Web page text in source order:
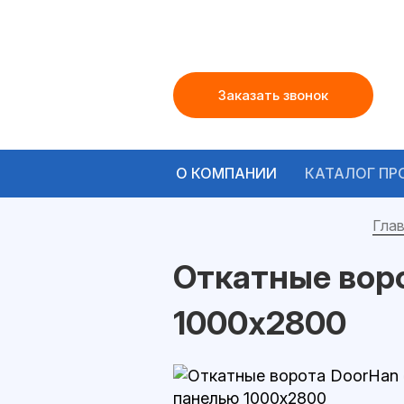
Заказать звонок
О КОМПАНИИ КАТАЛОГ
Откатные
1000x2800